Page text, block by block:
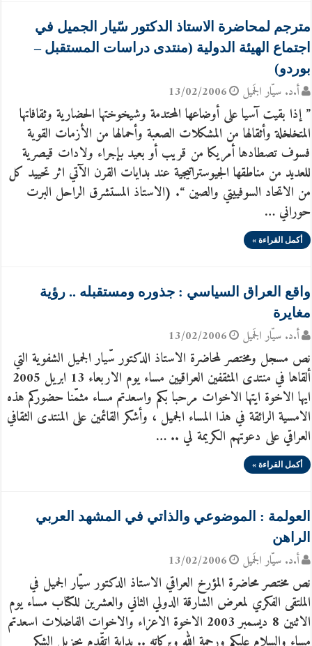
مترجم لمحاضرة الاستاذ الدكتور سّيار الجميل في
اجتماع الهيئة الدولية (منتدى دراسات المستقبل –
بوردو)
أ.د. سيّار الجَميل 13/02/2006
” إذا بقيت آسيا على أوضاعها المحتدمة وشيخوختها الحضارية وثقافاتها
المتخلخلة وأثقالها من المشكلات الصعبة وأحمالها من الأزمات القوية
فسوف تصطادها أمريكا من قريب أو بعيد بإجراء ولادات قيصرية
للعديد من مناطقها الجيوستراتيجية عند بدايات القرن الآتي اثر تحييد كل
من الاتحاد السوفييتي والصين “. (الاستاذ المستشرق الراحل البرت
حوراني …
أكمل القراءة »
واقع العراق السياسي : جذوره ومستقبله .. رؤية
مغايرة
أ.د. سيّار الجَميل 13/02/2006
نص مسجل ومختصر لمحاضرة الاستاذ الدكتور سّيار الجميل الشفوية التي
ألقاها في منتدى المثقفين العراقيين مساء يوم الاربعاء 13 ابريل 2005
ايها الاخوة ايتها الاخوات مرحبا بكم واسعدتم مساء مثمّنا حضوركم هذه
الامسية الرائقة في هذا المساء الجميل ، وأشكر القائمين على المنتدى الثقافي
العراقي على دعوتهم الكريمة لي .. …
أكمل القراءة »
العولمة : الموضوعي والذاتي في المشهد العربي
الراهن
أ.د. سيّار الجَميل 13/02/2006
نص مختصر محاضرة المؤرخ العراقي الاستاذ الدكتور سيّار الجميل في
الملتقى الفكري لمعرض الشارقة الدولي الثاني والعشرين للكتاب مساء يوم
الاثنين 8 ديسمبر 2003 الاخوة الاعزاء والاخوات الفاضلات اسعدتم